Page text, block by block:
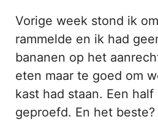
Vorige week stond ik
rammelde en ik had
bananen op het
eten maar te goed om
kast had staan. Een
geproefd. En het